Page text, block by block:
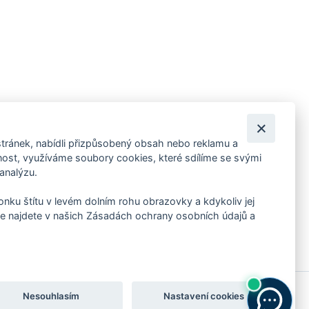
pozvánky na kulturní a sportovní akce?
nabídli přizpůsobený obsah nebo reklamu a
využíváme soubory cookies, které sdílíme se svými
štítu v levém dolním rohu obrazovky a kdykoliv jej
najdete v našich Zásadách ochrany osobních údajů a
Nesouhlasím Nastavení cookies